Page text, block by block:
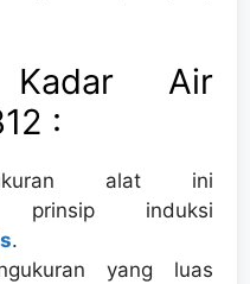
Air
:
alat ini
prinsip induksi
.
yang luas